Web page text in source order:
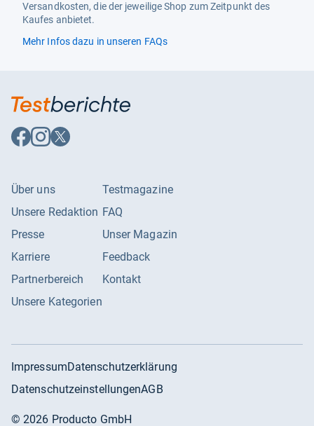
Versandkosten, die der jeweilige Shop zum Zeitpunkt des
Kaufes anbietet.
Mehr Infos dazu in unseren FAQs
Auf
Facebook
Auf
Instagram
Auf
X
Über uns
Unsere Redaktion
Presse
Karriere
Partnerbereich
Unsere Kategorien
Testmagazine
FAQ
Unser Magazin
Feedback
Kontakt
ImpressumDatenschutzerklärung
DatenschutzeinstellungenAGB
©2026 Producto GmbH